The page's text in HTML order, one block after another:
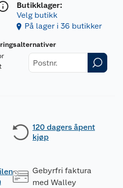
Butikklager:
Velg butikk
På lager i 36 butikker
120 dagers åpent
kjøp
Gebyrfri faktura
med Walley